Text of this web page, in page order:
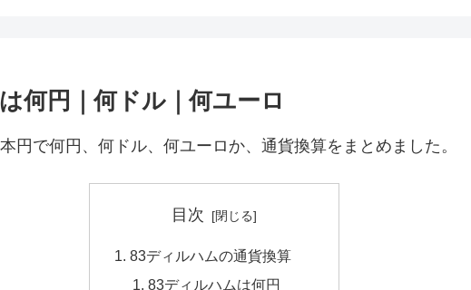
何円｜何ドル｜何ユーロ
円で何円、何ドル、何ユーロか、通貨換算をまとめました。
目次
83ディルハムの通貨換算
83ディルハムは何円